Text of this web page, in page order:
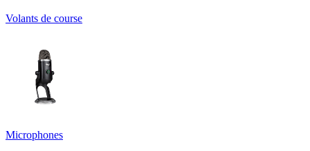
Volants de course
Microphones